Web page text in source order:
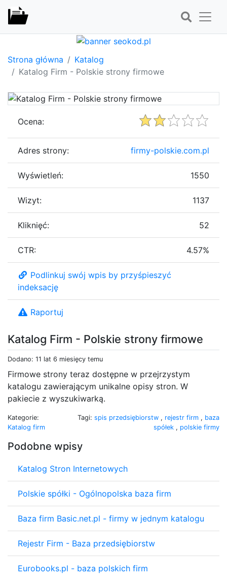
Strona główna
Katalog
Katalog Firm - Polskie strony firmowe
Katalog Firm - Polskie strony firmowe
Dodano: 11 lat 6 miesięcy temu
Firmowe strony teraz dostępne w przejrzystym
katalogu zawierającym unikalne opisy stron. W
pakiecie z wyszukiwarką.
Kategorie:
Katalog firm
Tagi: spis przedsiębiorstw , rejestr firm , baza
spółek , polskie firmy
Podobne wpisy
Katalog Stron Internetowych
Polskie spółki - Ogólnopolska baza firm
Baza firm Basic.net.pl - firmy w jednym katalogu
Rejestr Firm - Baza przedsiębiorstw
Eurobooks.pl - baza polskich firm
Ocena:
Adres strony: firmy-polskie.com.pl
Wyświetleń: 1550
Wizyt: 1137
Kliknięć: 52
CTR: 4.57%
Podlinkuj swój wpis by przyśpieszyć
indeksację
Raportuj